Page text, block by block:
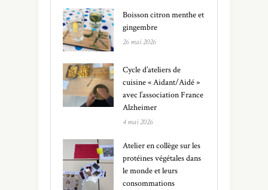
Boisson citron menthe et
gingembre
26 mai 2026
Cycle d’ateliers de
cuisine « Aidant/Aidé »
avec l’association France
Alzheimer
4 mai 2026
Atelier en collège sur les
protéines végétales dans
le monde et leurs
consommations